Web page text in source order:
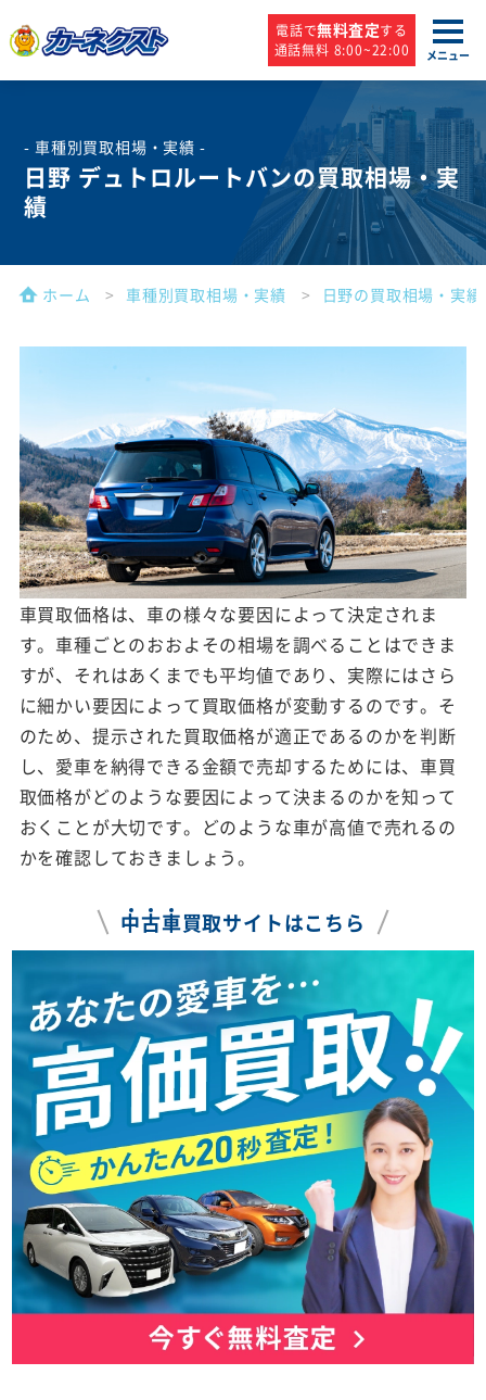
電話で無料査定する
通話無料 8:00~22:00
メニュー
- 車種別買取相場・実績 -
日野 デュトロルートバンの買取相場・実
績
ホーム 車種別買取相場・実績 日野の買取相場・実績
車買取価格は、車の様々な要因によって決定されま
す。車種ごとのおおよその相場を調べることはできま
すが、それはあくまでも平均値であり、実際にはさら
に細かい要因によって買取価格が変動するのです。そ
のため、提示された買取価格が適正であるのかを判断
し、愛車を納得できる金額で売却するためには、車買
取価格がどのような要因によって決まるのかを知って
おくことが大切です。どのような車が高値で売れるの
かを確認しておきましょう。
中古車買取サイトはこちら